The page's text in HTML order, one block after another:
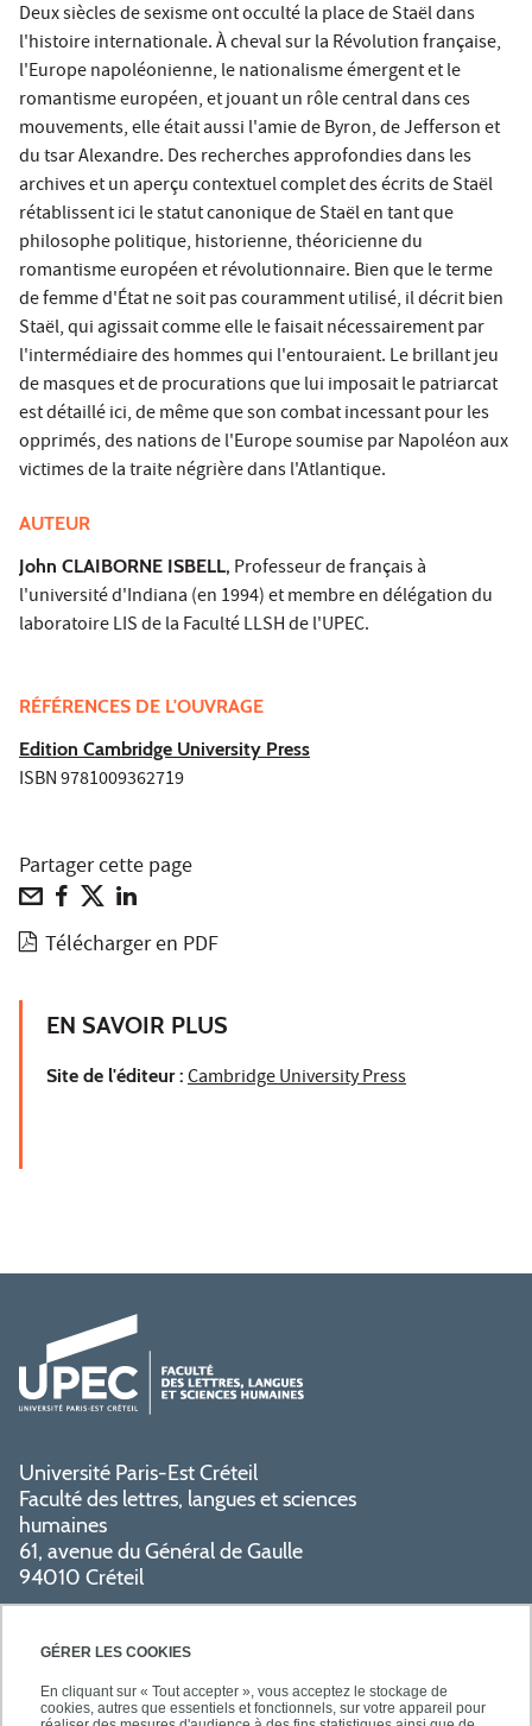
GÉRER LES COOKIES
En cliquant sur « Tout accepter », vous acceptez le stockage de
cookies, autres que essentiels et fonctionnels, sur votre appareil pour
Deux siècles de sexisme ont occulté la place de Staël dans
l'histoire internationale. À cheval sur la Révolution française,
l'Europe napoléonienne, le nationalisme émergent et le
romantisme européen, et jouant un rôle central dans ces
mouvements, elle était aussi l'amie de Byron, de Jefferson et
du tsar Alexandre. Des recherches approfondies dans les
archives et un aperçu contextuel complet des écrits de Staël
rétablissent ici le statut canonique de Staël en tant que
philosophe politique, historienne, théoricienne du
romantisme européen et révolutionnaire. Bien que le terme
de femme d'État ne soit pas couramment utilisé, il décrit bien
Staël, qui agissait comme elle le faisait nécessairement par
l'intermédiaire des hommes qui l'entouraient. Le brillant jeu
de masques et de procurations que lui imposait le patriarcat
est détaillé ici, de même que son combat incessant pour les
opprimés, des nations de l'Europe soumise par Napoléon aux
victimes de la traite négrière dans l'Atlantique.
AUTEUR
John CLAIBORNE ISBELL, Professeur de français à
l'université d'Indiana (en 1994) et membre en délégation du
laboratoire LIS de la Faculté LLSH de l'UPEC.
RÉFÉRENCES DE L'OUVRAGE
Edition Cambridge University Press
ISBN 9781009362719
Partager cette page
Télécharger en PDF
EN SAVOIR PLUS
Site de l'éditeur : Cambridge University Press
Université Paris-Est Créteil
Faculté des lettres, langues et sciences
humaines
61, avenue du Général de Gaulle
94010 Créteil
PRATIQUE